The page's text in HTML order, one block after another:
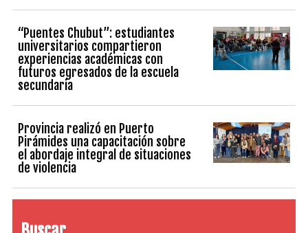
“Puentes Chubut”: estudiantes
universitarios compartieron
experiencias académicas con
futuros egresados de la escuela
secundaria
Provincia realizó en Puerto
Pirámides una capacitación sobre
el abordaje integral de situaciones
de violencia